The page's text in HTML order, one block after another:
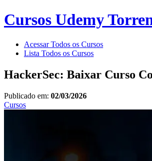
Cursos Udemy
Acessar Todos os Cursos
Lista Todos os Cursos
HackerSec: Baixar Curso
Publicado em: 02/03/2026
Cursos